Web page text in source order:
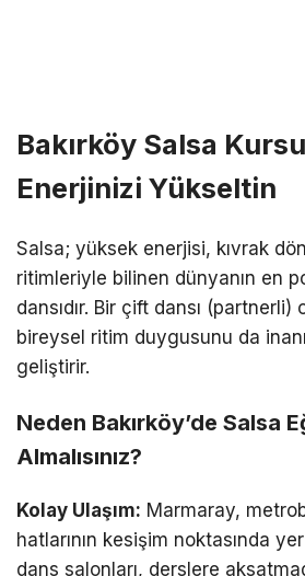
Bakırköy Salsa
Enerjinizi Yükseltin
Salsa; yüksek enerjisi, kıvrak
ritimleriyle bilinen dünyanın en
dansıdır. Bir çift dansı (partnerli)
bireysel ritim duygusunu da
geliştirir.
Neden Bakırköy’de Salsa
Almalısınız?
Kolay Ulaşım: Marmaray,
hatlarının kesişim noktasında
dans salonları, derslere